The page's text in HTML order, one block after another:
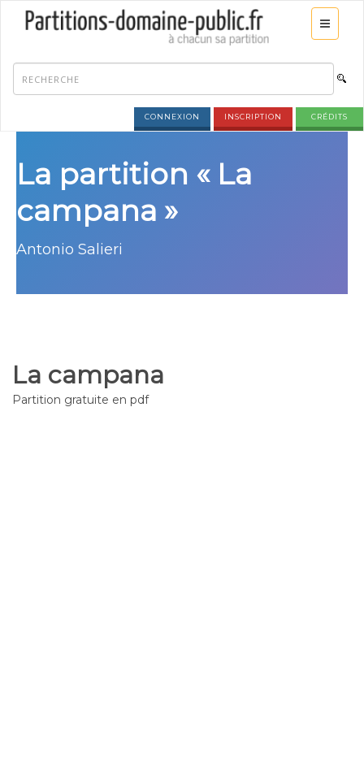
CONNEXION INSCRIPTION CRÉDITS
La partition « La
campana »
Antonio Salieri
La campana
Partition gratuite en pdf